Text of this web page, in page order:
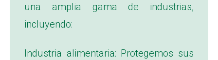
una amplia gama de industrias,
incluyendo:
Industria alimentaria: Protegemos sus